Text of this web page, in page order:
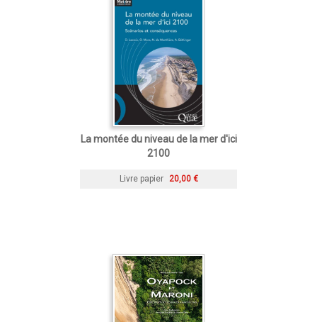
La montée du niveau de la mer d'ici
2100
Livre papier 20,00 €